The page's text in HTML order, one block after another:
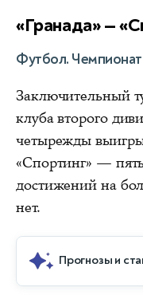
«Гранада» —
Футбол.
Заключительный
клуба второго
четырежды
«Спортинг» —
достижений на
нет.
Прогнозы и